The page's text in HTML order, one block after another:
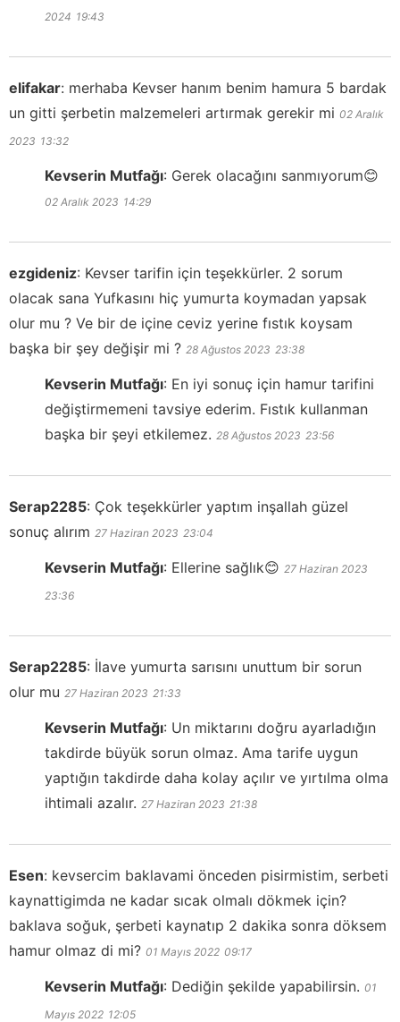
2024 19:43
elifakar: merhaba Kevser hanım benim hamura 5 bardak
un gitti şerbetin malzemeleri artırmak gerekir mi 02 Aralık
2023 13:32
Kevserin Mutfağı: Gerek olacağını sanmıyorum😊
02 Aralık 2023 14:29
ezgideniz: Kevser tarifin için teşekkürler. 2 sorum
olacak sana Yufkasını hiç yumurta koymadan yapsak
olur mu ? Ve bir de içine ceviz yerine fıstık koysam
başka bir şey değişir mi ? 28 Ağustos 2023 23:38
Kevserin Mutfağı: En iyi sonuç için hamur tarifini
değiştirmemeni tavsiye ederim. Fıstık kullanman
başka bir şeyi etkilemez. 28 Ağustos 2023 23:56
Serap2285: Çok teşekkürler yaptım inşallah güzel
sonuç alırım 27 Haziran 2023 23:04
Kevserin Mutfağı: Ellerine sağlık😊 27 Haziran 2023
23:36
Serap2285: İlave yumurta sarısını unuttum bir sorun
olur mu 27 Haziran 2023 21:33
Kevserin Mutfağı: Un miktarını doğru ayarladığın
takdirde büyük sorun olmaz. Ama tarife uygun
yaptığın takdirde daha kolay açılır ve yırtılma olma
ihtimali azalır. 27 Haziran 2023 21:38
Esen: kevsercim baklavami önceden pisirmistim, serbeti
kaynattigimda ne kadar sıcak olmalı dökmek için?
baklava soğuk, şerbeti kaynatıp 2 dakika sonra döksem
hamur olmaz di mi? 01 Mayıs 2022 09:17
Kevserin Mutfağı: Dediğin şekilde yapabilirsin. 01
Mayıs 2022 12:05